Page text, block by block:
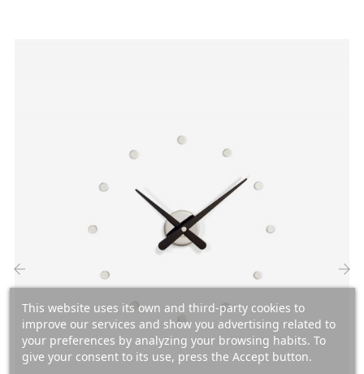
This website uses its own and third-party cookies to
improve our services and show you advertising related to
your preferences by analyzing your browsing habits. To
give your consent to its use, press the Accept button.